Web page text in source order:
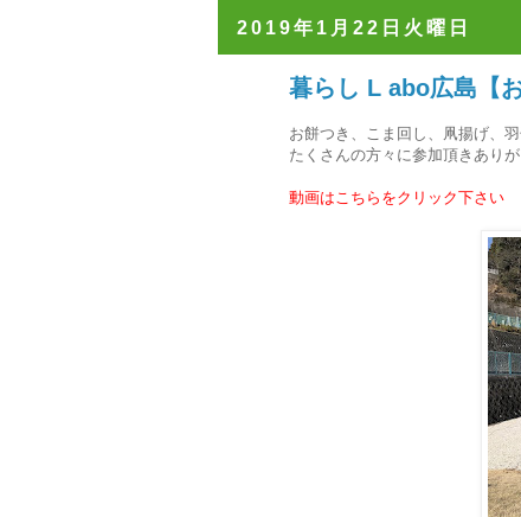
2019年1月22日火曜日
暮らし L abo広島【
お餅つき、こま回し、凧揚げ、
たくさんの方々に参加頂きあり
動画はこちらをクリック下さい